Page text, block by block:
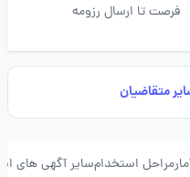
فرصت تا ارسال رزومه
متقاضیان
مراحل استخدامسایر آگهی های